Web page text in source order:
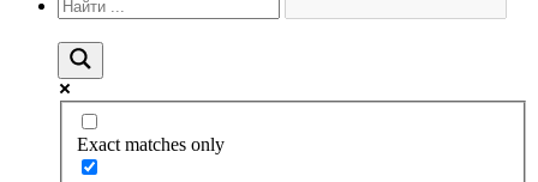
Exact matches only